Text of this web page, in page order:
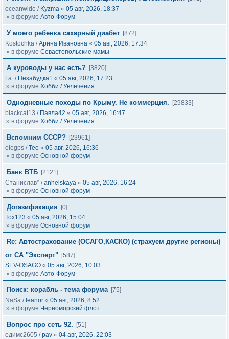
oceanwide / Kyzma « 05 авг, 2026, 18:37
» в форуме Авто-Форум
У моего ребенка сахарный диабет [872]
Kostochka /Арина Ивановна « 05 авг, 2026, 17:34
» в форуме Севастопольские мамы
А куроводы у нас есть? [3820]
Га. / Незабудка1 « 05 авг, 2026, 17:23
» в форуме Хобби / Увлечения
Однодневные походы по Крыму. Не коммерция.
[29833]
blackcat13 / Павла42 « 05 авг, 2026, 16:47
» в форуме Хобби / Увлечения
Вспомним СССР? [23961]
olegps /Тео « 05 авг, 2026, 16:36
» в форуме Основной форум
Банк ВТБ [2121]
Станислав* /anhelskaya « 05 авг, 2026, 16:24
» в форуме Основной форум
Догазификация
[0]
Tox123 « 05 авг, 2026, 15:04
» в форуме Основной форум
Re: Автострахование (ОСАГО,КАСКО) (страхуем другие регионы)
от СА "Эксперт" [587]
SEV-OSAGO « 05 авг, 2026, 10:03
» в форуме Авто-Форум
Поиск: корабль - тема форума [75]
NaSa / leanor « 05 авг, 2026, 8:52
» в форуме Черноморский флот
Вопрос про сеть 92.
[51]
едимс2605 /pav « 04 авг, 2026, 22:03